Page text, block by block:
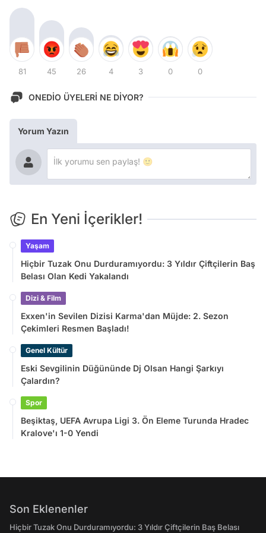
81 45 26 4 3 0 0
ONEDİO ÜYELERİ NE DİYOR?
Yorum Yazın
En Yeni İçerikler!
Yaşam
Hiçbir Tuzak Onu Durduramıyordu: 3 Yıldır Çiftçilerin Baş
Belası Olan Kedi Yakalandı
Dizi & Film
Exxen'in Sevilen Dizisi Karma'dan Müjde: 2. Sezon
Çekimleri Resmen Başladı!
Genel Kültür
Eski Sevgilinin Düğününde Dj Olsan Hangi Şarkıyı
Çalardın?
Spor
Beşiktaş, UEFA Avrupa Ligi 3. Ön Eleme Turunda Hradec
Kralove'ı 1-0 Yendi
Son Eklenenler
Hiçbir Tuzak Onu Durduramıyordu: 3 Yıldır Çiftçilerin Baş Belası